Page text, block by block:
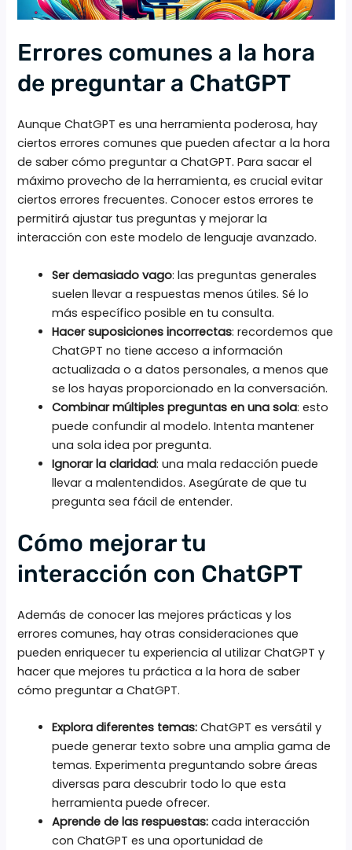
Errores comunes a la hora
de preguntar a ChatGPT
Aunque ChatGPT es una herramienta poderosa, hay
ciertos errores comunes que pueden afectar a la hora
de saber cómo preguntar a ChatGPT. Para sacar el
máximo provecho de la herramienta, es crucial evitar
ciertos errores frecuentes. Conocer estos errores te
permitirá ajustar tus preguntas y mejorar la
interacción con este modelo de lenguaje avanzado.
Ser demasiado vago: las preguntas generales
suelen llevar a respuestas menos útiles. Sé lo
más específico posible en tu consulta.
Hacer suposiciones incorrectas: recordemos que
ChatGPT no tiene acceso a información
actualizada o a datos personales, a menos que
se los hayas proporcionado en la conversación.
Combinar múltiples preguntas en una sola: esto
puede confundir al modelo. Intenta mantener
una sola idea por pregunta.
Ignorar la claridad: una mala redacción puede
llevar a malentendidos. Asegúrate de que tu
pregunta sea fácil de entender.
Cómo mejorar tu
interacción con ChatGPT
Además de conocer las mejores prácticas y los
errores comunes, hay otras consideraciones que
pueden enriquecer tu experiencia al utilizar ChatGPT y
hacer que mejores tu práctica a la hora de saber
cómo preguntar a ChatGPT.
Explora diferentes temas: ChatGPT es versátil y
puede generar texto sobre una amplia gama de
temas. Experimenta preguntando sobre áreas
diversas para descubrir todo lo que esta
herramienta puede ofrecer.
Aprende de las respuestas:cada interacción
con ChatGPT es una oportunidad de